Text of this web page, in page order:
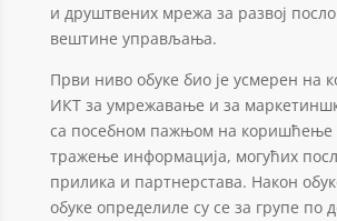
и друштвених мрежа за развој
вештине управљања.
Први ниво обуке био је усмерен на
ИКТ за умрежавање и за
са посебном пажњом на коришћење
тражење информација, могућих
прилика и партнерстава. Након
обуке определиле су се за групе по